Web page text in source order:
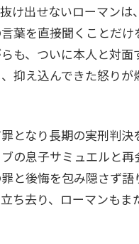
け出せないローマン
葉を直接聞くことだ
も、ついに本人と対
抑え込んできた怒り
となり長期の実刑判
の息子サミュエルと
と後悔を包み隠さず
ち去り、ローマンも